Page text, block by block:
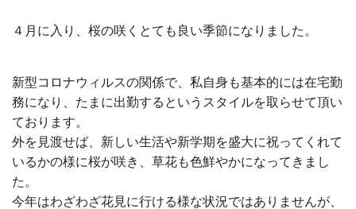
４月に入り、桜の咲くとても良い季節になりました。
新型コロナウィルスの関係で、私自身も基本的には在宅勤
務になり、たまに出勤するというスタイルを取らせて頂い
ております。
外を見渡せば、新しい生活や新学期を盛大に祝ってくれて
いるかの様に桜が咲き、草花も色鮮やかになってきまし
た。
今年はわざわざ花見に行ける様な状況ではありませんが、